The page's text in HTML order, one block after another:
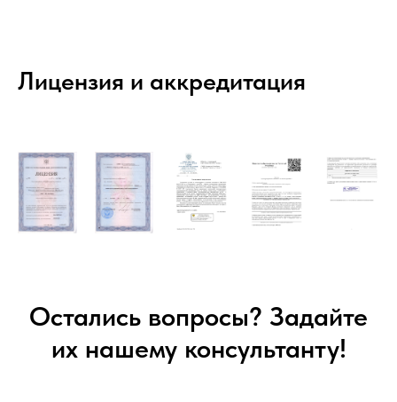
Лицензия и аккредитация
Остались вопросы? Задайте
их нашему консультанту!